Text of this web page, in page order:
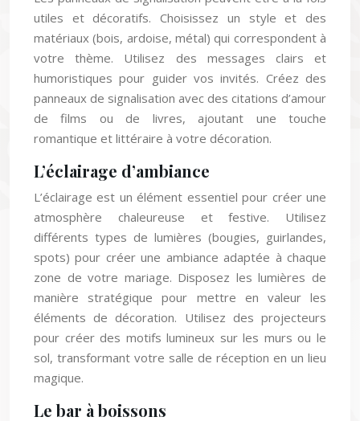
utiles et décoratifs. Choisissez un style et des
matériaux (bois, ardoise, métal) qui correspondent à
votre thème. Utilisez des messages clairs et
humoristiques pour guider vos invités. Créez des
panneaux de signalisation avec des citations d’amour
de films ou de livres, ajoutant une touche
romantique et littéraire à votre décoration.
L’éclairage d’ambiance
L’éclairage est un élément essentiel pour créer une
atmosphère chaleureuse et festive. Utilisez
différents types de lumières (bougies, guirlandes,
spots) pour créer une ambiance adaptée à chaque
zone de votre mariage. Disposez les lumières de
manière stratégique pour mettre en valeur les
éléments de décoration. Utilisez des projecteurs
pour créer des motifs lumineux sur les murs ou le
sol, transformant votre salle de réception en un lieu
magique.
Le bar à boissons